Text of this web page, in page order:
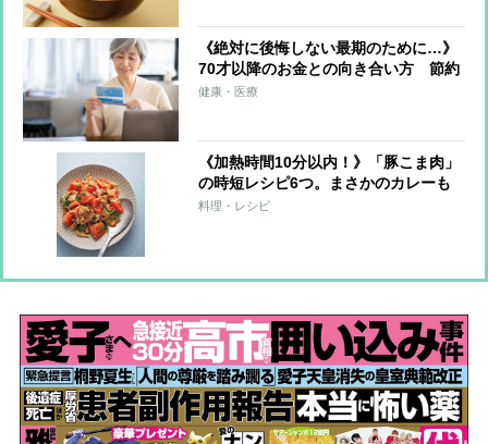
《絶対に後悔しない最期のために…》
70才以降のお金との向き合い方 節約
に走るのではなく「自分で貯めたお金
健康・医療
《加熱時間10分以内！》「豚こま肉」
の時短レシピ6つ。まさかのカレーも
煮込まずOK！
料理・レシピ